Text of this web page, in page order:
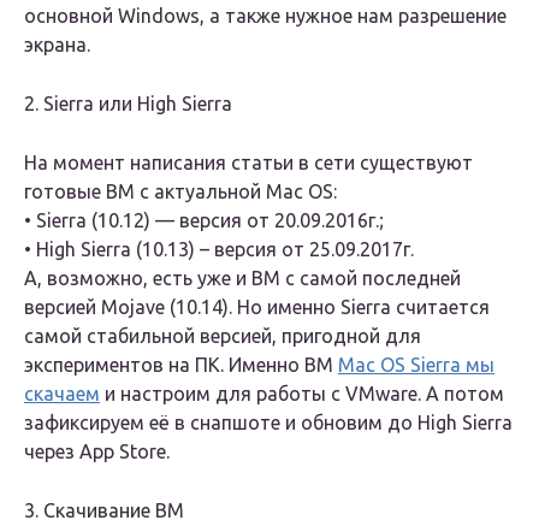
основной Windows, а также нужное нам разрешение
экрана.
2. Sierra или High Sierra
На момент написания статьи в сети существуют
готовые ВМ с актуальной Mac OS:
• Sierra (10.12) — версия от 20.09.2016г.;
• High Sierra (10.13) – версия от 25.09.2017г.
А, возможно, есть уже и ВМ с самой последней
версией Mojave (10.14). Но именно Sierra считается
самой стабильной версией, пригодной для
экспериментов на ПК. Именно ВМ Mac OS Sierra мы
скачаем и настроим для работы с VMware. А потом
зафиксируем её в снапшоте и обновим до High Sierra
через App Store.
3. Скачивание ВМ